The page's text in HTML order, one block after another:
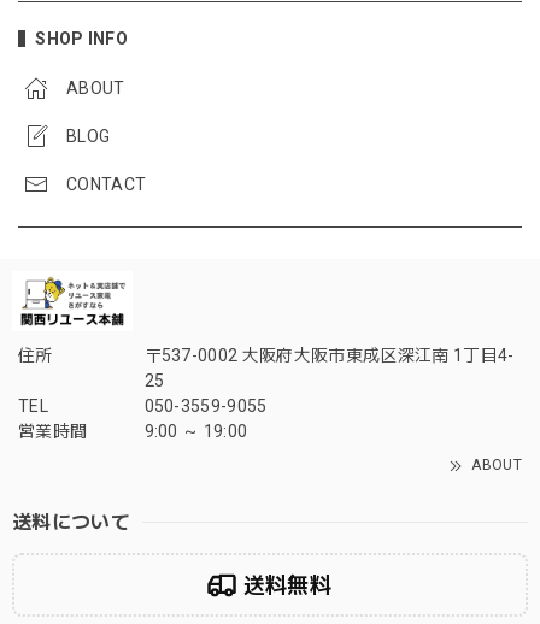
SHOP INFO
ABOUT
BLOG
CONTACT
住所
〒537-0002 大阪府大阪市東成区深江南 1丁目4-
25
TEL
050-3559-9055
営業時間
9:00 ～ 19:00
ABOUT
送料について
送料無料